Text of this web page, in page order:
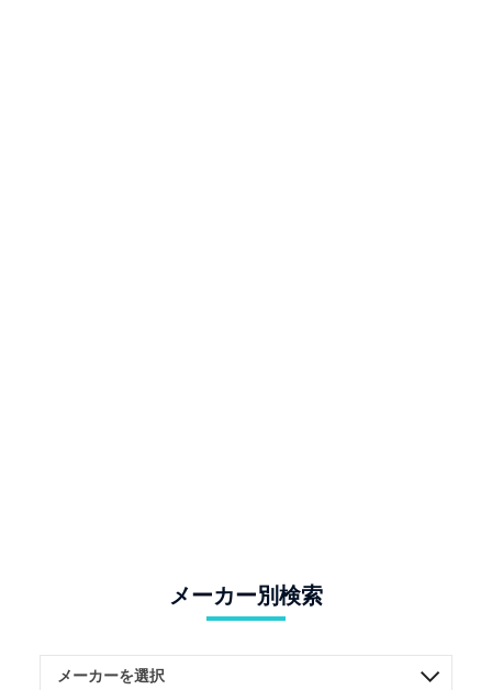
メーカー別検索